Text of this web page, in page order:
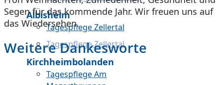
Albisheim
Tagespflege Zellertal
Tagespflege Zellertal
Kirchheimbolanden
Tagespflege Am
Segen für das kommende Jahr. Wir freuen uns auf
das Wiedersehen.
Weitere Dankesworte